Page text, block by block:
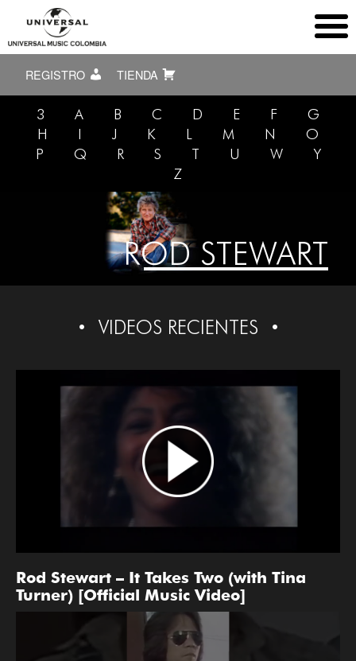
REGISTRO TIENDA
3 A B C D E F
G
H
I J K L M N
O
P
Q R S T U W
Y
Z
ROD STEWART
VIDEOS RECIENTES
Rod Stewart – It Takes Two (with Tina
Turner) [Official Music Video]